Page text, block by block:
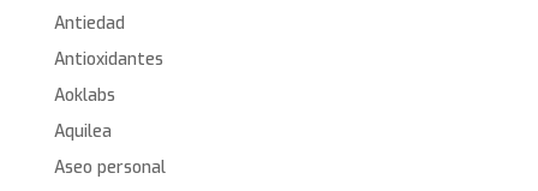
Antiedad
Antioxidantes
Aoklabs
Aquilea
Aseo personal